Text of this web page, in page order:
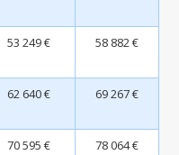
53 249 € 58 882 €
62 640 € 69 267 €
70 595 € 78 064 €